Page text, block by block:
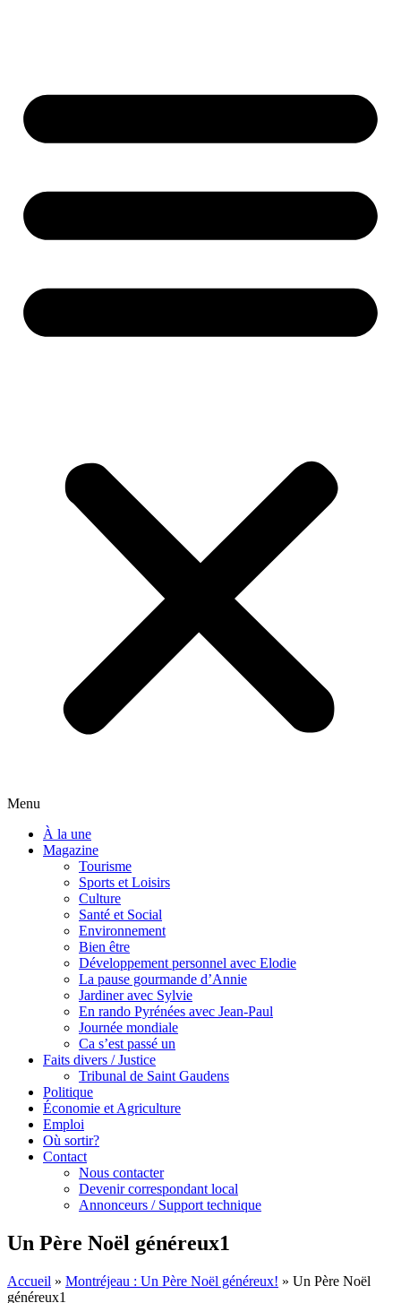
Menu
À la une
Magazine
Tourisme
Sports et Loisirs
Culture
Santé et Social
Environnement
Bien être
Développement personnel avec Elodie
La pause gourmande d’Annie
Jardiner avec Sylvie
En rando Pyrénées avec Jean-Paul
Journée mondiale
Ca s’est passé un
Faits divers / Justice
Tribunal de Saint Gaudens
Politique
Économie et Agriculture
Emploi
Où sortir?
Contact
Nous contacter
Devenir correspondant local
Annonceurs / Support technique
Un Père Noël généreux1
Accueil » Montréjeau : Un Père Noël généreux! » Un Père Noël
généreux1